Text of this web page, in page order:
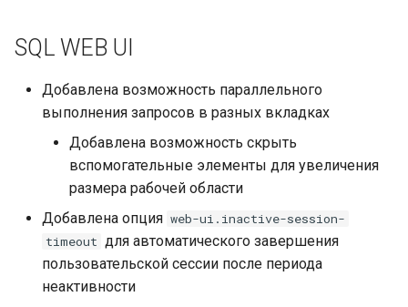
SQL WEB UI
Добавлена возможность параллельного
выполнения запросов в разных вкладках
Добавлена возможность скрыть
вспомогательные элементы для увеличения
размера рабочей области
Добавлена опция web-ui.inactive-session-
timeout для автоматического завершения
пользовательской сессии после периода
неактивности